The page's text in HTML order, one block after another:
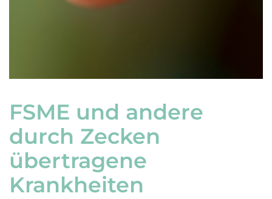
FSME und andere
durch Zecken
übertragene
Krankheiten